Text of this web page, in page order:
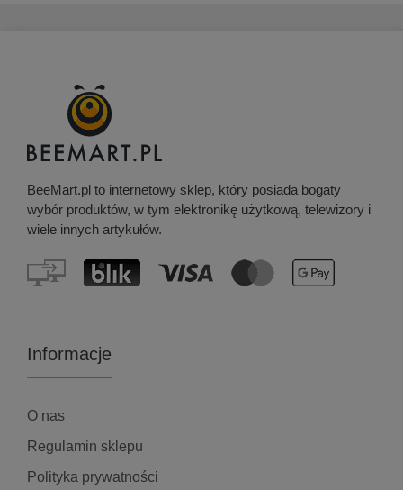
BeeMart.pl to internetowy sklep, który posiada bogaty
wybór produktów, w tym elektronikę użytkową, telewizory i
wiele innych artykułów.
Informacje
O nas
Regulamin sklepu
Polityka prywatności